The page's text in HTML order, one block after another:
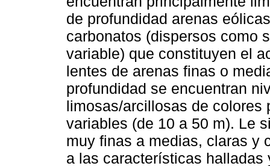
de profundidad arenas
carbonatos (dispersos como
variable) que constituyen el
lentes de arenas finas o
profundidad se encuentran
limosas/arcillosas de colores
variables (de 10 a 50 m). Le
muy finas a medias, claras y
a las características